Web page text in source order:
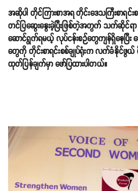
အဆိုပါ တိုင်ကြားစာအရ တိုင်းဒေသကြီးစာရ
တင်ပြဆွေးနွေးခဲ့ပြီးဖြစ်တဲ့အတွက် သက်ဆိုင်ရာ
ဆောင်ရွက်ရမယ့် လုပ်ငန်းစဉ်တွေကျန်ရှိနေပြီး
တွေကို တိုင်းစာရင်းစစ်ချုပ်ရုံးက လက်ခံနိုင်ဖွ
ထုတ်ပြန်ချက်မှာ ဖော်ပြထားပါတယ်။